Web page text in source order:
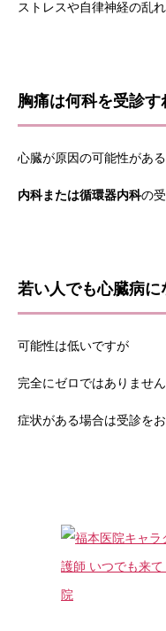
ストレスや自律神経の乱
胸痛は何科を受診す
心臓が原因の可能性があ
内科または循環器内科の
若い人でも心臓病に
可能性は低いですが
完全にゼロではありません
症状がある場合は受診をお